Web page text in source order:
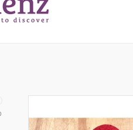
wereld van kurk bouwblokken